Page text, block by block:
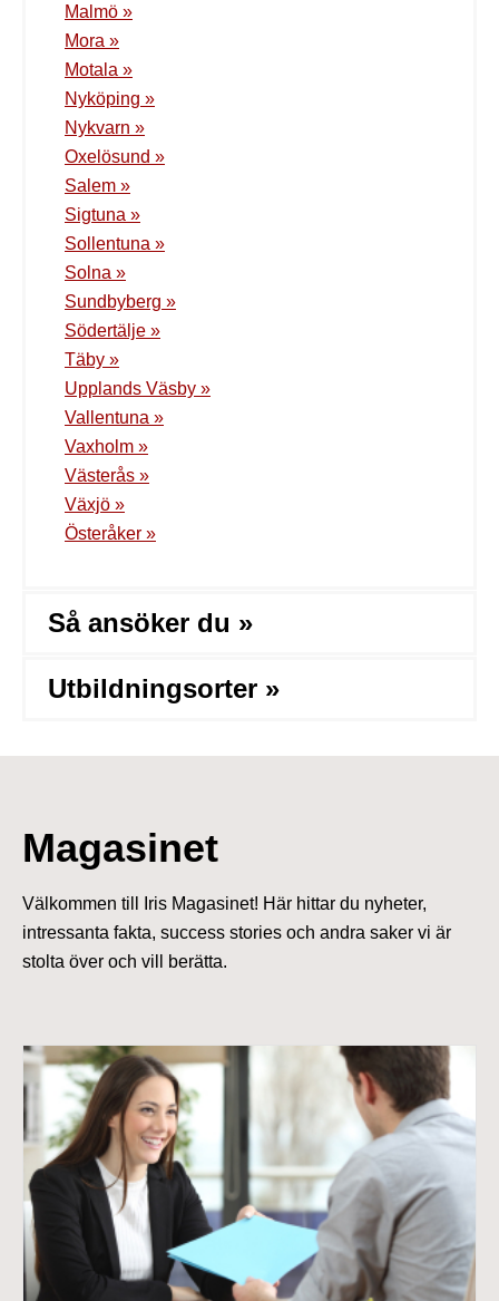
Malmö »
Mora »
Motala »
Nyköping »
Nykvarn »
Oxelösund »
Salem »
Sigtuna »
Sollentuna »
Solna »
Sundbyberg »
Södertälje »
Täby »
Upplands Väsby »
Vallentuna »
Vaxholm »
Västerås »
Växjö »
Österåker »
Så ansöker du »
Utbildningsorter »
Magasinet
Välkommen till Iris Magasinet! Här hittar du nyheter,
intressanta fakta, success stories och andra saker vi är
stolta över och vill berätta.